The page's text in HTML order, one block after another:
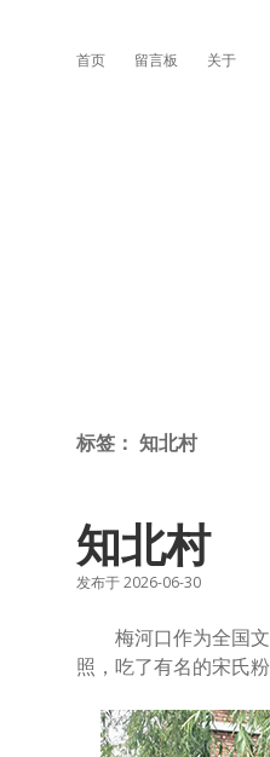
首页 留言板 关于
标签： 知北村
知北村
发布于 2026-06-30
梅河口作为全国文
照，吃了有名的宋氏